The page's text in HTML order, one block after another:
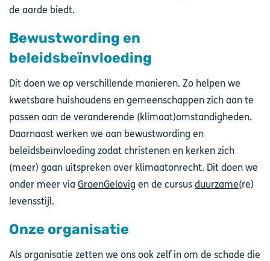
de aarde biedt.
Bewustwording en
beleidsbeïnvloeding
Dit doen we op verschillende manieren. Zo helpen we
kwetsbare huishoudens en gemeenschappen zich aan te
passen aan de veranderende (klimaat)omstandigheden.
Daarnaast werken we aan bewustwording en
beleidsbeïnvloeding zodat christenen en kerken zich
(meer) gaan uitspreken over klimaatonrecht. Dit doen we
onder meer via GroenGelovig en de cursus duurzame(re)
levensstijl.
Onze organisatie
Als organisatie zetten we ons ook zelf in om de schade die